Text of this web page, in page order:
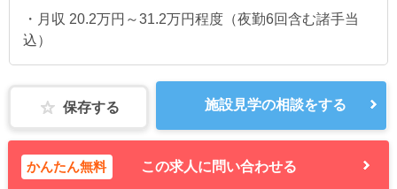
・月収 20.2万円～31.2万円程度（夜勤6回含む諸手当
込）
保存する 施設見学の相談をする
かんたん無料 この求人に問い合わせる